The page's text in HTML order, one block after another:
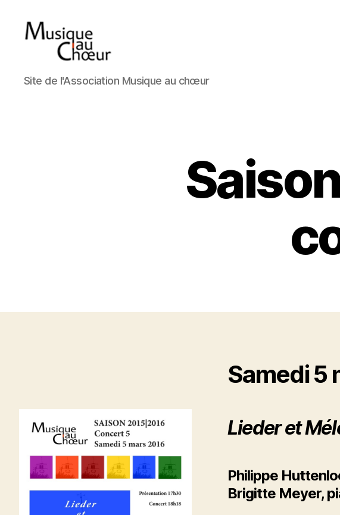
Musique
au
Site de l'Association Musique au chœur
Samedi 5
Lieder et
Philippe
Brigitte Meyer,